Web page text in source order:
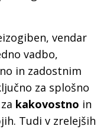
vendar
vadbo,
in zadostnim
za splošno
kakovostno in
Tudi v zrelejših